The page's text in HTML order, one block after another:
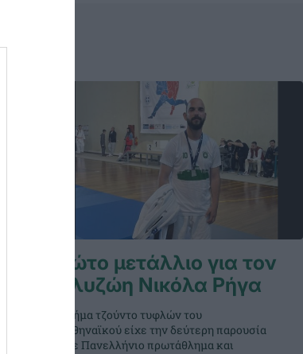
Πρώτο μετάλλιο για τον
Πολυζώη Νικόλα Ρήγα
Το τμήμα τζούντο τυφλών του
Παναθηναϊκού είχε την δεύτερη παρουσία
του σε Πανελλήνιο πρωτάθλημα και